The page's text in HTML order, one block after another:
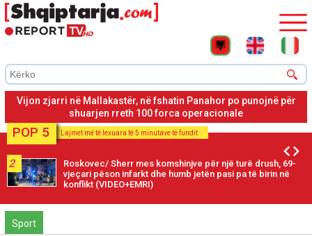
Mallakastër, rinis ndërhyrja nga ajri për shuarjen e vatrës së
zjarrit në fshatin Panahor
POP 5 Lajmet më të lexuara të 5 minutave të fundit
2
Roskovec/ Sherr mes komshinjve për një turë drush, 69-
vjeçari pëson infarkt dhe humb jetën pasi pa të birin në
konflikt (VIDEO+EMRI)
Sport